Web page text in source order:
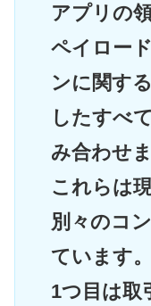
アプリの
ペイロー
ンに関す
したすべ
み合わせま
これらは
別々のコ
ています。
1つ目は取